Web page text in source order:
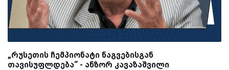
„რუსეთის ჩემპიონატი ნაგვებისგან
თავისუფლდება“ - ანზორ კავაზაშვილი